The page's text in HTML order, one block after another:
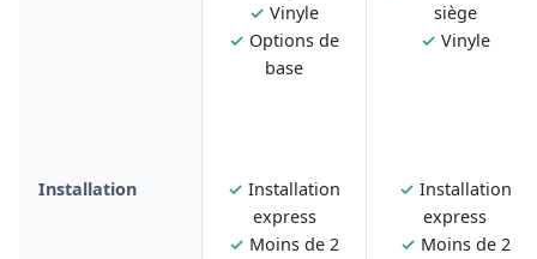
✓ Vinyle
✓ Options de
base
siège
✓ Vinyle
Installation ✓ Installation
express
✓ Moins de 2
✓ Installation
express
✓ Moins de 2